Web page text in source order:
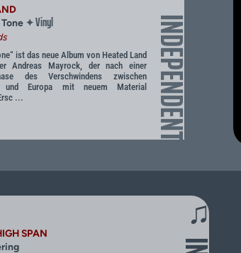
INDEPENDENT
✦Vinyl
ist das neue Album von Heated Land
Andreas Mayrock, der nach einer
des Verschwindens zwischen
und Europa mit neuem Material
...
♫
SPAN